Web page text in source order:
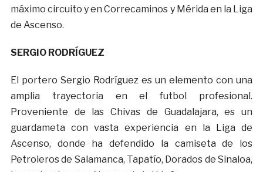
máximo circuito y en Correcaminos y Mérida en la Liga
de Ascenso.
SERGIO RODRÍGUEZ
El portero Sergio Rodríguez es un elemento con una
amplia trayectoria en el futbol profesional.
Proveniente de las Chivas de Guadalajara, es un
guardameta con vasta experiencia en la Liga de
Ascenso, donde ha defendido la camiseta de los
Petroleros de Salamanca, Tapatío, Dorados de Sinaloa,